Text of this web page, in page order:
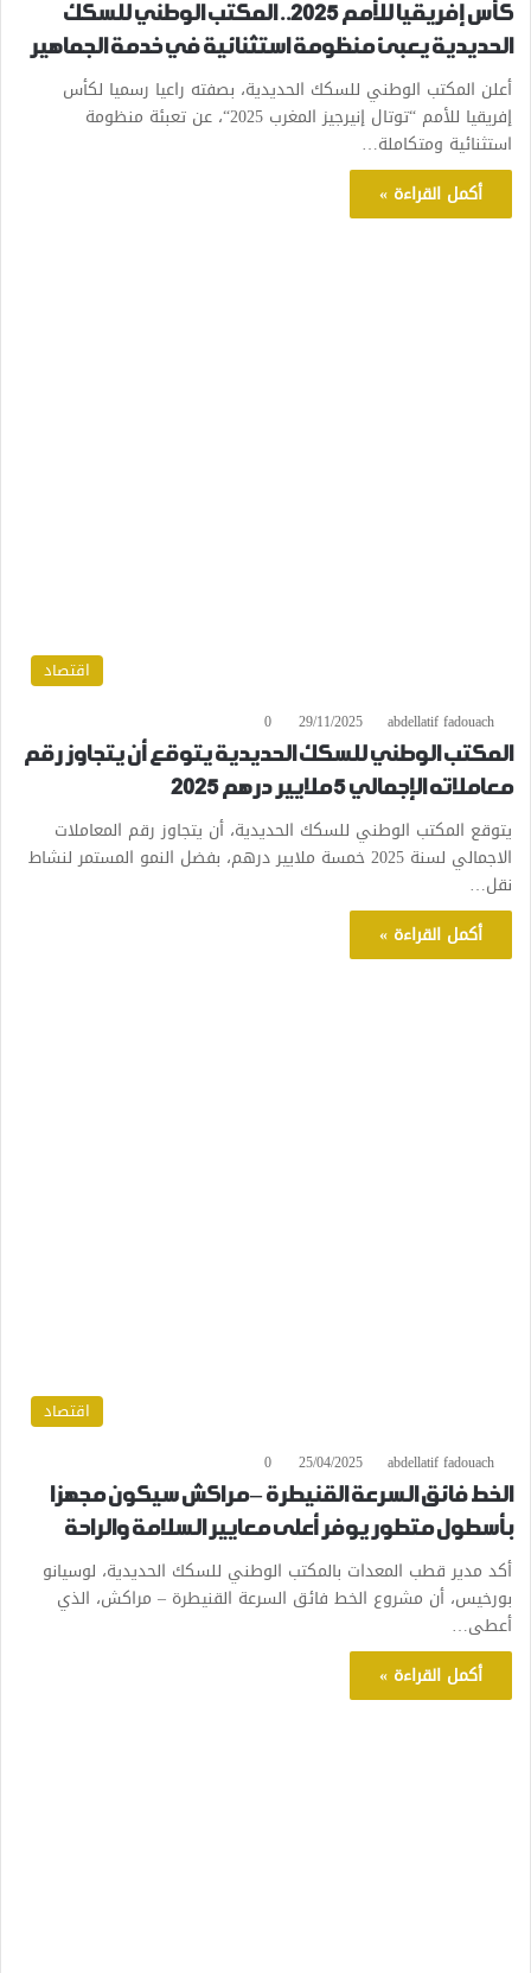
كأس إفريقيا للأمم 2025.. المكتب الوطني للسكك
الحديدية يعبئ منظومة استثنائية في خدمة الجماهير
أعلن المكتب الوطني للسكك الحديدية، بصفته راعيا رسميا لكأس
إفريقيا للأمم “توتال إنيرجيز المغرب 2025“، عن تعبئة منظومة
استثنائية ومتكاملة…
أكمل القراءة »
اقتصاد
abdellatif fadouach
29/11/2025
0
المكتب الوطني للسكك الحديدية يتوقع أن يتجاوز رقم
معاملاته الإجمالي 5 ملايير درهم 2025
يتوقع المكتب الوطني للسكك الحديدية، أن يتجاوز رقم المعاملات
الاجمالي لسنة 2025 خمسة ملايير درهم، بفضل النمو المستمر لنشاط
نقل…
أكمل القراءة »
اقتصاد
abdellatif fadouach
25/04/2025
0
الخط فائق السرعة القنيطرة – مراكش سيكون مجهزا
بأسطول متطور يوفر أعلى معايير السلامة والراحة
أكد مدير قطب المعدات بالمكتب الوطني للسكك الحديدية، لوسيانو
بورخيس، أن مشروع الخط فائق السرعة القنيطرة – مراكش، الذي
أعطى…
أكمل القراءة »